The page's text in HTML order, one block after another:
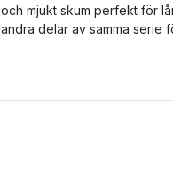
och mjukt skum perfekt för
andra delar av samma serie